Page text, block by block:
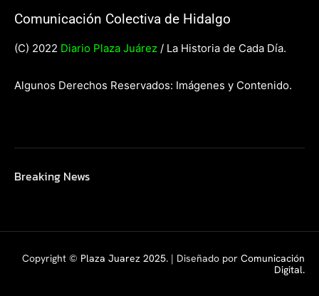
Comunicación Colectiva de Hidalgo
(C) 2022 Diario Plaza Juárez / La Historia de Cada Día.
Algunos Derechos Reservados: Imágenes y Contenido.
Breaking News
Copyright © Plaza Juarez 2025. | Diseñado por Comunicación
Digital.